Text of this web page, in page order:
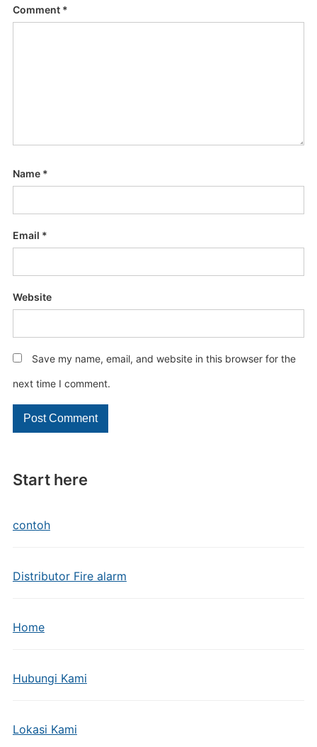
Start here
contoh
Distributor Fire alarm
Home
Hubungi Kami
Lokasi Kami
Comment *
Name *
Email *
Website
Save my name, email, and website in this browser for the
next time I comment.